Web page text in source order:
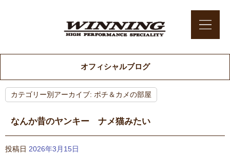
オフィシャルブログ
カテゴリー別アーカイブ: ポチ＆カメの部屋
なんか昔のヤンキー ナメ猫みたい
投稿日 2026年3月15日